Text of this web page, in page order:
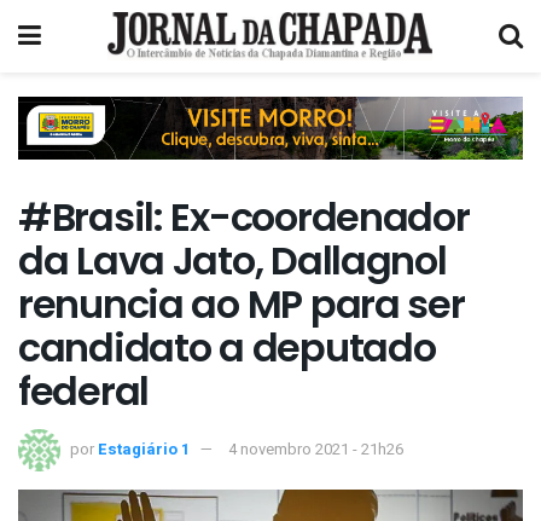
#Brasil: Ex-coordenador
da Lava Jato, Dallagnol
renuncia ao MP para ser
candidato a deputado
federal
por Estagiário 1 4 novembro 2021 - 21h26